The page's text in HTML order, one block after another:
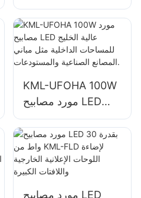
الخليج بقوة 150 واط
للمساحات الداخلية
مثل ورش الإصلاح
والمستودعات.
KML-UFOHA 100W
مورد مصابيح LED
عالية الخليج للمساحات
الداخلية مثل مباني
المصانع الصناعية
والمستودعات.
مورد مصابيح LED